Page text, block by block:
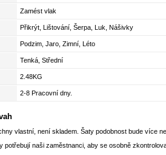
Zamést vlak
Přikrýt, Lištování, Šerpa, Luk, Nášivky
Podzim, Jaro, Zimní, Léto
Tenká, Střední
2.48KG
2-8 Pracovní dny.
vlastní, není skladem. Šaty podobnost bude více
potřebují naši zaměstnanci, aby se osobně